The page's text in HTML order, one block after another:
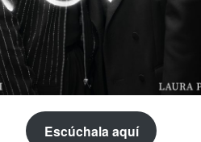
Escúchala aquí